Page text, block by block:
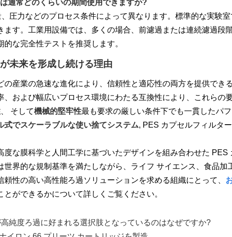
通常どのくらいの期間使用できますか?
圧力などのプロセス条件によって異なります。標準的な実験
ます。工業用設備では、多くの場合、前濾過または連続濾過
な完全性テストを推奨します。
未来を形成し続ける理由
の産業の急速な進化により、信頼性と適応性の両方を提供で
および幅広いプロセス環境にわたる互換性により、これらの
、 そして機械的堅牢性最も要求の厳しい条件下でも一貫したパ
式でスケーラブルな使い捨てシステム, PES カプセルフィルタ
度な膜科学と人間工学に基づいたデザインを組み合わせた
世界的な規制基準を満たしながら、ライフ サイエンス、食品
性の高い高性能ろ過ソリューションを求める組織にとって、
ができるかについて詳しくご覧ください。
純度ろ過に好まれる選択肢となっているのはなぜですか?